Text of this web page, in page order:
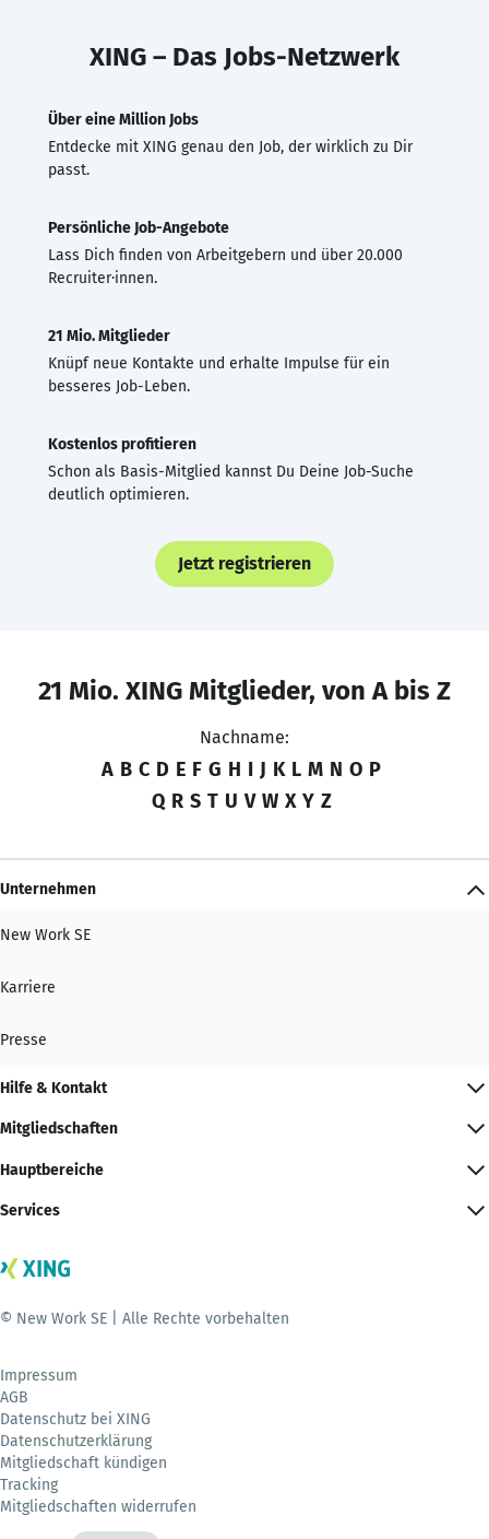
XING – Das Jobs-Netzwerk
Über eine Million Jobs
Entdecke mit XING genau den Job, der wirklich zu Dir
passt.
Persönliche Job-Angebote
Lass Dich finden von Arbeitgebern und über 20.000
Recruiter·innen.
21 Mio. Mitglieder
Knüpf neue Kontakte und erhalte Impulse für ein
besseres Job-Leben.
Kostenlos profitieren
Schon als Basis-Mitglied kannst Du Deine Job-Suche
deutlich optimieren.
Jetzt registrieren
21 Mio. XING Mitglieder, von A bis Z
Nachname:
A B C D E F G H I J K L M N O P
Q R S T U V W X Y Z
Unternehmen
New Work SE
Karriere
Presse
Hilfe & Kontakt
Mitgliedschaften
Hauptbereiche
Services
© New Work SE | Alle Rechte vorbehalten
Impressum
AGB
Datenschutz bei XING
Datenschutzerklärung
Mitgliedschaft kündigen
Tracking
Mitgliedschaften widerrufen